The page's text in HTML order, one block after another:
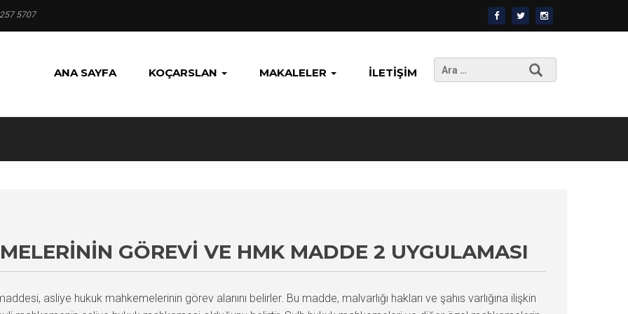
5707
ANA SAYFA KOÇARSLAN MAKALELER İLETIŞIM
Arama:
GÖREVI VE HMK MADDE 2 UYGULAMASI
asliye hukuk mahkemelerinin görev alanını belirler. Bu madde, malvarlığı hakları ve şahıs varlığına ilişkin